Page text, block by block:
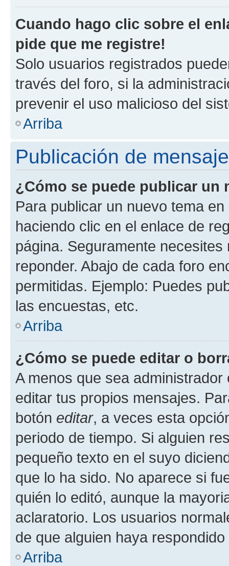
Cuando hago clic sobre el
pide que me registre!
Solo usuarios registrados
través del foro, si la
prevenir el uso malicioso del
Arriba
Publicación de
¿Cómo se puede publicar un
Para publicar un nuevo tema
haciendo clic en el enlace de
página. Seguramente
reponder. Abajo de cada foro
permitidas. Ejemplo: Puedes
las encuestas, etc.
Arriba
¿Cómo se puede editar o
A menos que sea
editar tus propios mensajes.
botón editar, a veces esta
periodo de tiempo. Si alguien
pequeño texto en el suyo
que lo ha sido. No aparece si
quién lo editó, aunque la
aclaratorio. Los usuarios
de que alguien haya
Arriba